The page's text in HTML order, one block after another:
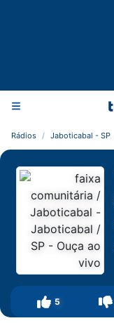
Rádios Jaboticabal - SP
5